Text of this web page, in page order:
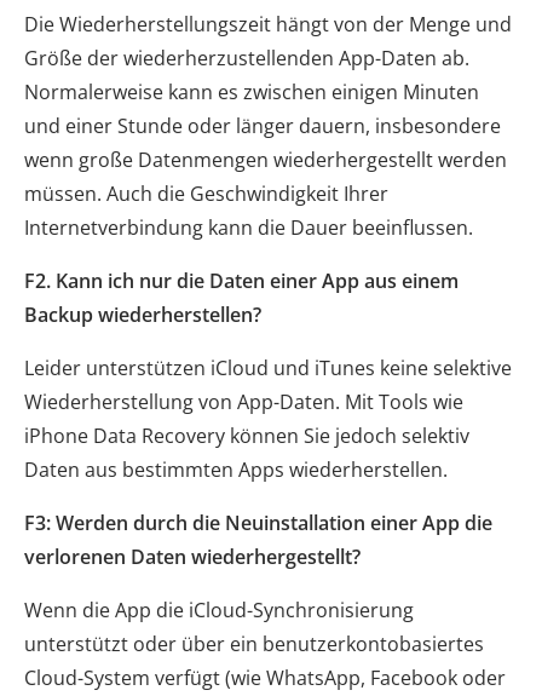
Die Wiederherstellungszeit hängt von der Menge und
Größe der wiederherzustellenden App-Daten ab.
Normalerweise kann es zwischen einigen Minuten
und einer Stunde oder länger dauern, insbesondere
wenn große Datenmengen wiederhergestellt werden
müssen. Auch die Geschwindigkeit Ihrer
Internetverbindung kann die Dauer beeinflussen.
F2. Kann ich nur die Daten einer App aus einem
Backup wiederherstellen?
Leider unterstützen iCloud und iTunes keine selektive
Wiederherstellung von App-Daten. Mit Tools wie
iPhone Data Recovery können Sie jedoch selektiv
Daten aus bestimmten Apps wiederherstellen.
F3: Werden durch die Neuinstallation einer App die
verlorenen Daten wiederhergestellt?
Wenn die App die iCloud-Synchronisierung
unterstützt oder über ein benutzerkontobasiertes
Cloud-System verfügt (wie WhatsApp, Facebook oder